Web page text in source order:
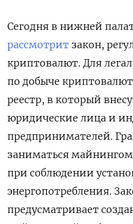
Сегодня в нижней
рассмотрит закон,
криптовалют. Для
по добыче
реестр, в который
юридические лица и
предпринимателей.
заниматься
при соблюдении
энергопотребления.
предусматривает